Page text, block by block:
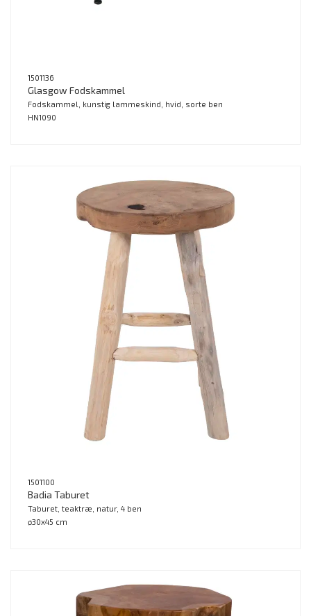
1501136
Glasgow Fodskammel
Fodskammel, kunstig lammeskind, hvid, sorte ben
HN1090
1501100
Badia Taburet
Taburet, teaktræ, natur, 4 ben
ø30x45 cm